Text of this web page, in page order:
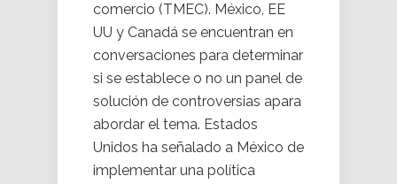
comercio (TMEC). México, EE
UU y Canadá se encuentran en
conversaciones para determinar
si se establece o no un panel de
solución de controversias apara
abordar el tema. Estados
Unidos ha señalado a México de
implementar una política